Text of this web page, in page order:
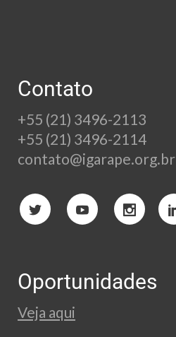
Contato
+55 (21) 3496-2113
+55 (21) 3496-2114
contato@igarape.org.br
Oportunidades
Veja aqui